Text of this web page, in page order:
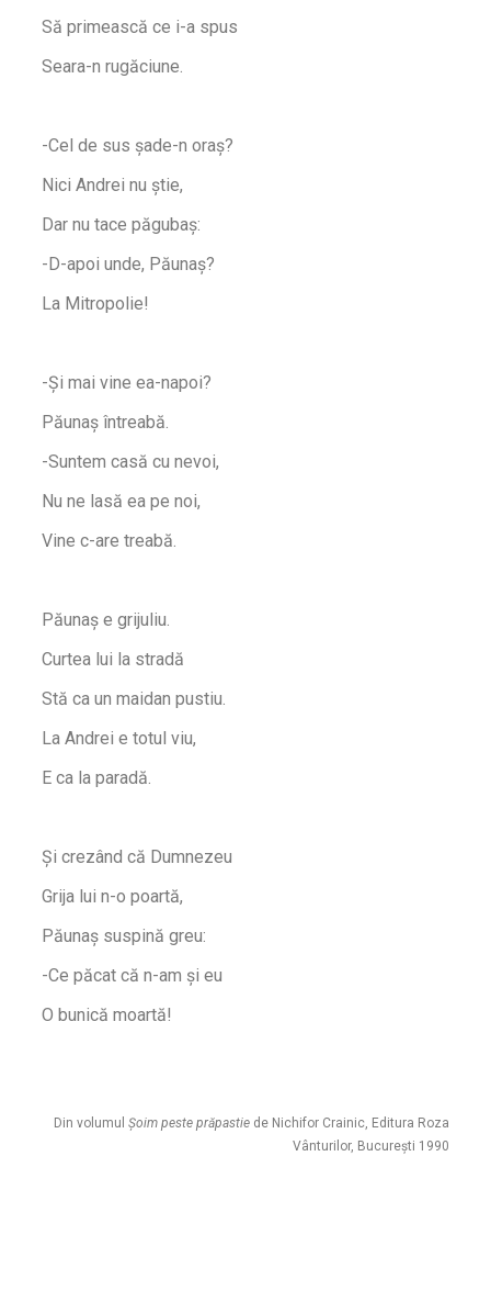
Să primească ce i-a spus
Seara-n rugăciune.
-Cel de sus șade-n oraș?
Nici Andrei nu știe,
Dar nu tace păgubaș:
-D-apoi unde, Păunaș?
La Mitropolie!
-Și mai vine ea-napoi?
Păunaș întreabă.
-Suntem casă cu nevoi,
Nu ne lasă ea pe noi,
Vine c-are treabă.
Păunaș e grijuliu.
Curtea lui la stradă
Stă ca un maidan pustiu.
La Andrei e totul viu,
E ca la paradă.
Și crezând că Dumnezeu
Grija lui n-o poartă,
Păunaș suspină greu:
-Ce păcat că n-am și eu
O bunică moartă!
Din volumul Șoim peste prăpastie de Nichifor Crainic, Editura Roza
Vânturilor, București 1990